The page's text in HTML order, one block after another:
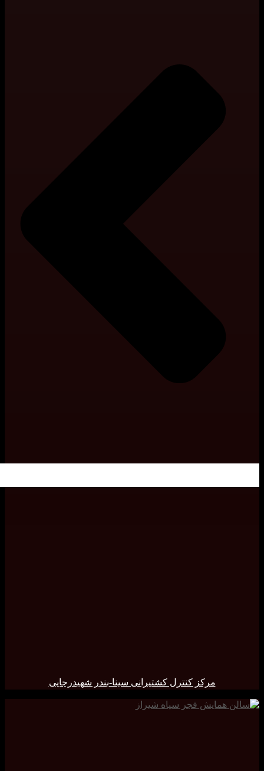
مرکز کنترل کشتیرانی سینا-بندر شهیدرجایی